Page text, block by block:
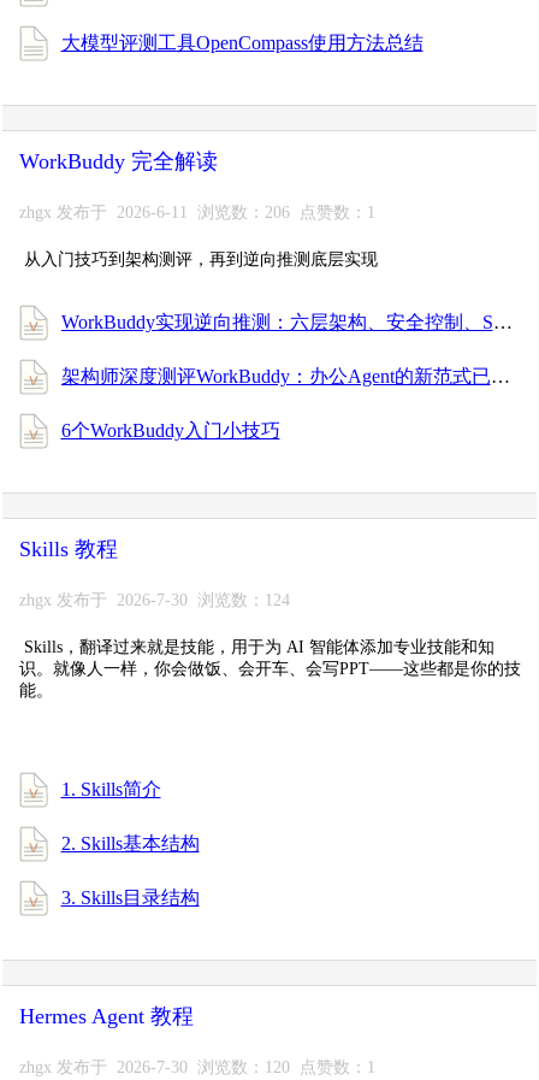
大模型评测工具OpenCompass使用方法总结
WorkBuddy 完全解读
zhgx 发布于 2026-6-11 浏览数：206 点赞数：1
从入门技巧到架构测评，再到逆向推测底层实现
WorkBuddy实现逆向推测：六层架构、安全控制、SubAgent通信、上下文记忆管理的一些细节
架构师深度测评WorkBuddy：办公Agent的新范式已来
6个WorkBuddy入门小技巧
Skills 教程
zhgx 发布于 2026-7-30 浏览数：124
Skills，翻译过来就是技能，用于为 AI 智能体添加专业技能和知
识。就像人一样，你会做饭、会开车、会写PPT——这些都是你的技
能。
1. Skills简介
2. Skills基本结构
3. Skills目录结构
Hermes Agent 教程
zhgx 发布于 2026-7-30 浏览数：120 点赞数：1